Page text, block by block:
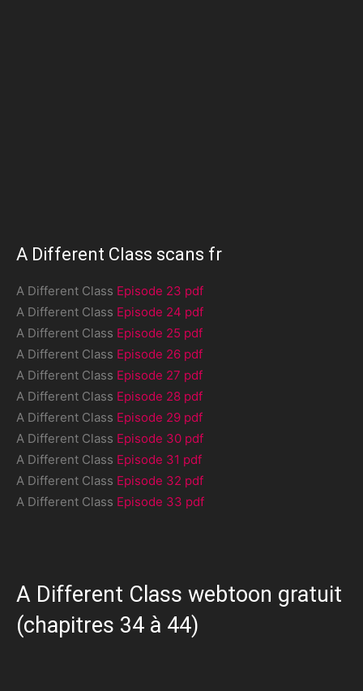
A Different Class scans fr
A Different Class Episode 23 pdf
A Different Class Episode 24 pdf
A Different Class Episode 25 pdf
A Different Class Episode 26 pdf
A Different Class Episode 27 pdf
A Different Class Episode 28 pdf
A Different Class Episode 29 pdf
A Different Class Episode 30 pdf
A Different Class Episode 31 pdf
A Different Class Episode 32 pdf
A Different Class Episode 33 pdf
A Different Class webtoon gratuit
(chapitres 34 à 44)